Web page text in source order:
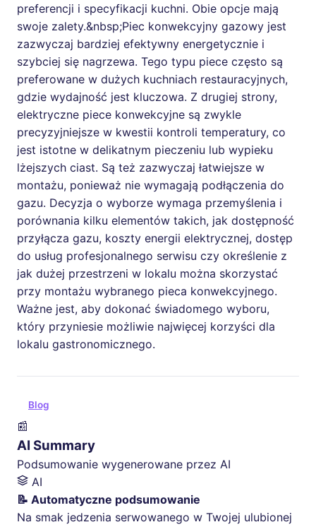
preferencji i specyfikacji kuchni. Obie opcje mają
swoje zalety.&nbsp;Piec konwekcyjny gazowy jest
zazwyczaj bardziej efektywny energetycznie i
szybciej się nagrzewa. Tego typu piece często są
preferowane w dużych kuchniach restauracyjnych,
gdzie wydajność jest kluczowa. Z drugiej strony,
elektryczne piece konwekcyjne są zwykle
precyzyjniejsze w kwestii kontroli temperatury, co
jest istotne w delikatnym pieczeniu lub wypieku
lżejszych ciast. Są też zazwyczaj łatwiejsze w
montażu, ponieważ nie wymagają podłączenia do
gazu. Decyzja o wyborze wymaga przemyślenia i
porównania kilku elementów takich, jak dostępność
przyłącza gazu, koszty energii elektrycznej, dostęp
do usług profesjonalnego serwisu czy określenie z
jak dużej przestrzeni w lokalu można skorzystać
przy montażu wybranego pieca konwekcyjnego.
Ważne jest, aby dokonać świadomego wyboru,
który przyniesie możliwie najwięcej korzyści dla
lokalu gastronomicznego.
Blog
📰
AI Summary
Podsumowanie wygenerowane przez AI
AI
📝 Automatyczne podsumowanie
Na smak jedzenia serwowanego w Twojej ulubionej